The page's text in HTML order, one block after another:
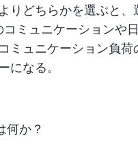
りどちらかを選ぶと、
ミュニケーションや
ミュニケーション負
になる。
何か？